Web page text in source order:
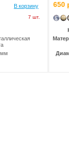
В корзину
7 шт.
мм
650